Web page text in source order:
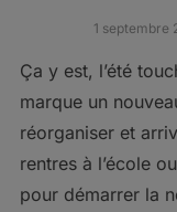
1 septembre
Ça y est, l’été
marque un
réorganiser et
rentres à l’école
pour démarrer la